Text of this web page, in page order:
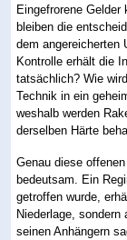
Eingefrorene
bleiben die
dem angereicherten
Kontrolle erhält die
tatsächlich? Wie
Technik in ein
weshalb werden
derselben Härte
Genau diese
bedeutsam. Ein
getroffen wurde,
Niederlage,
seinen Anhängern